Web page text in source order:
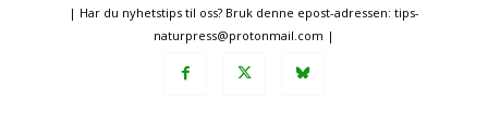
| Har du nyhetstips til oss? Bruk denne epost-adressen: tips-
naturpress@protonmail.com |